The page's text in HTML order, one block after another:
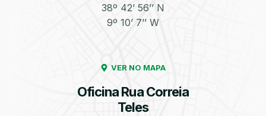
38º 42’ 56’’ N
9º 10’ 7’’ W
VER NO MAPA
Oficina Rua Correia
Teles